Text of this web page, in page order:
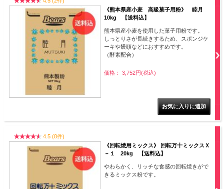
《熊本県産小麦 高級菓子用粉》 睦月
10kg 【送料込】
熊本県産小麦を使用した菓子用粉です。
しっとりさが長続きするため、スポンジケ
ーキや饅頭などにおすすめです。
（酵素配合）
価格： 3,752円(税込)
4.5 (8件)
《回転焼用ミックス》 回転万十ミックスＸ
－１ 20kg 【送料込】
やわらかく、リッチな食感の回転焼きがで
きるミックス粉です。